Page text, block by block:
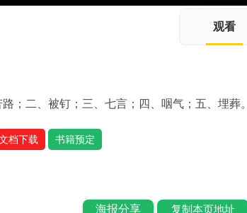
观看
；二、被钉；三、七言；四、咽气；五、埋葬。
档下载 书籍预定
海报分享 复制本页地址